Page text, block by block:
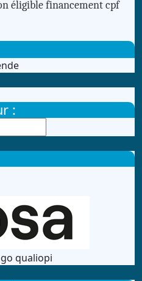
éligible financement cpf
: